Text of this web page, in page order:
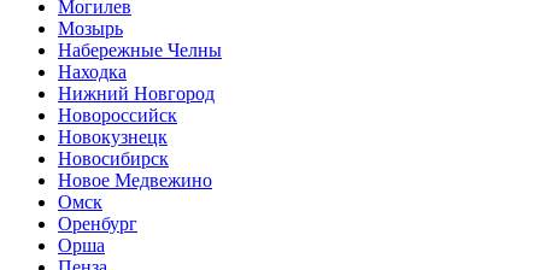
Могилев
Мозырь
Набережные Челны
Находка
Нижний Новгород
Новороссийск
Новокузнецк
Новосибирск
Новое Медвежино
Омск
Оренбург
Орша